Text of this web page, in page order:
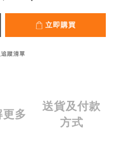
立即購買
蹤清單
更多
送貨及付款
方式